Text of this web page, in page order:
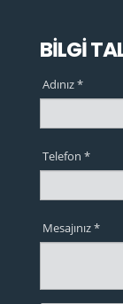
BİLGİ
Adınız *
Telefon *
Mesajınız *